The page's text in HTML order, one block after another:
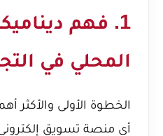
1. فهم
المحلي في
الخطوة الأولى والأكثر
أي منصة تسويق